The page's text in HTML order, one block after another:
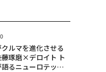
ルマを進化させる
藤琢磨×デロイト ト
るニューロテック